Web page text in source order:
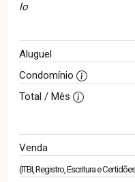
lo
Aluguel
Condomínio
Total / Mês
Venda
(ITBI, Registro, Escritura e